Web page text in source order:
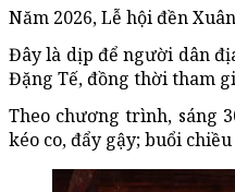
Năm 2026, Lễ hội đền
Đây là dịp để người dân
Đặng Tế, đồng thời tham
Theo chương trình, sáng
kéo co, đẩy gậy; buổi